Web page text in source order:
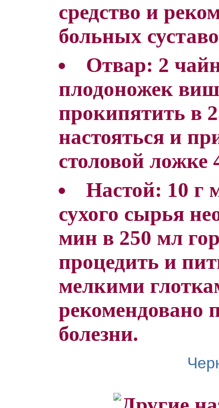
средство и
больных
Отвар: 2
плодоножек
прокипятить в
настояться и
столовой ложке
Настой: 10 г
сухого сырья
мин в 250 мл
процедить и
мелкими
рекомендовано
болезни.